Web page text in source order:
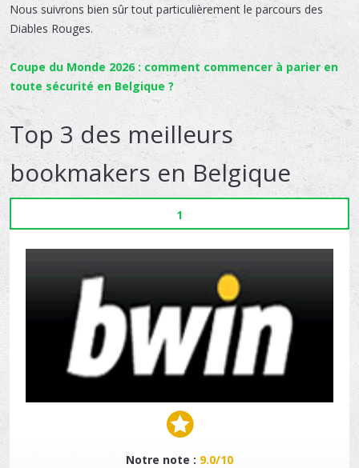
Nous suivrons bien sûr tout particulièrement le parcours des
Diables Rouges.
Coupe du Monde 2026 : comment commencer à parier en
toute sécurité en Belgique ?
Top 3 des meilleurs
bookmakers en Belgique
1
Notre note : 9.0/10